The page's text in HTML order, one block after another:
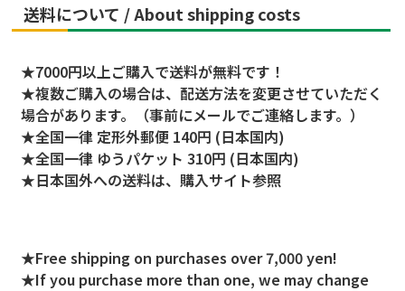
送料について /About shipping costs
★7000円以上ご購入で送料が無料です！
★複数ご購入の場合は、配送方法を変更させていただく
場合があります。（事前にメールでご連絡します。）
★全国一律 定形外郵便 140円 (日本国内)
★全国一律 ゆうパケット 310円 (日本国内)
★日本国外への送料は、購入サイト参照
★Free shipping on purchases over 7,000 yen!
★If you purchase more than one, we may change